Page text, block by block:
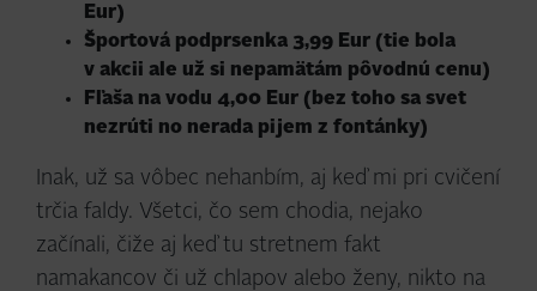
Eur)
Športová podprsenka 3,99 Eur (tie bola
v akcii ale už si nepamätám pôvodnú cenu)
Fľaša na vodu 4,00 Eur (bez toho sa svet
nezrúti no nerada pijem z fontánky)
Inak, už sa vôbec nehanbím, aj keď mi pri cvičení
trčia faldy. Všetci, čo sem chodia, nejako
začínali, čiže aj keď tu stretnem fakt
namakancov či už chlapov alebo ženy, nikto na